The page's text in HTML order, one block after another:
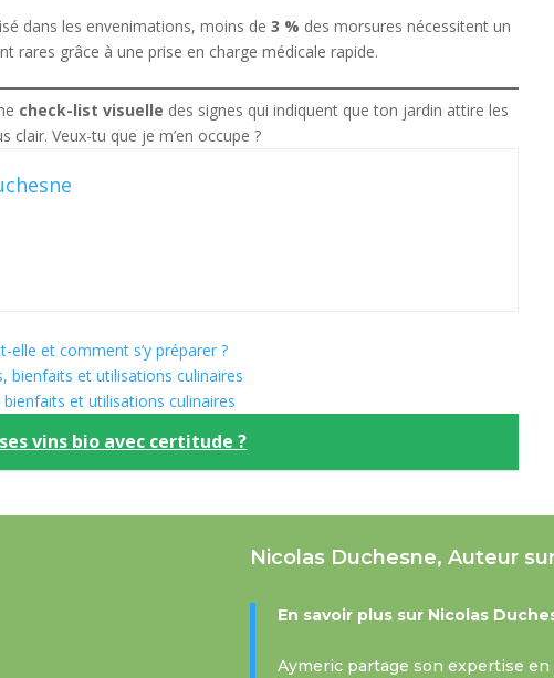
dans les envenimations, moins de3 % des morsures nécessitent un
rares grâce à une prise en charge médicale rapide.
check-list visuelle des signes qui indiquent que ton jardin attire les
clair. Veux-tu que je m’en occupe ?
elle et comment s’y préparer ?
bienfaits et utilisations culinaires
et utilisations culinaires
vins bio avec certitude ?
Nicolas Duchesne, Auteur
En savoir plus sur Nicolas
Aymeric partage son expertise